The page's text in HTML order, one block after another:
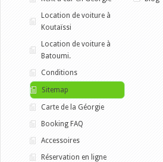
Location de voiture à
Koutaïssi
Location de voiture à
Batoumi.
Conditions
Sitemap
Carte de la Géorgie
Booking FAQ
Accessoires
Réservation en ligne